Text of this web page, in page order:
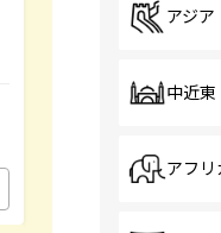
アジア
中近東
アフリ